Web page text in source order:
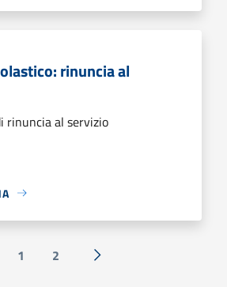
rinuncia al
rinuncia al servizio
precedente
1 2 Successiva »